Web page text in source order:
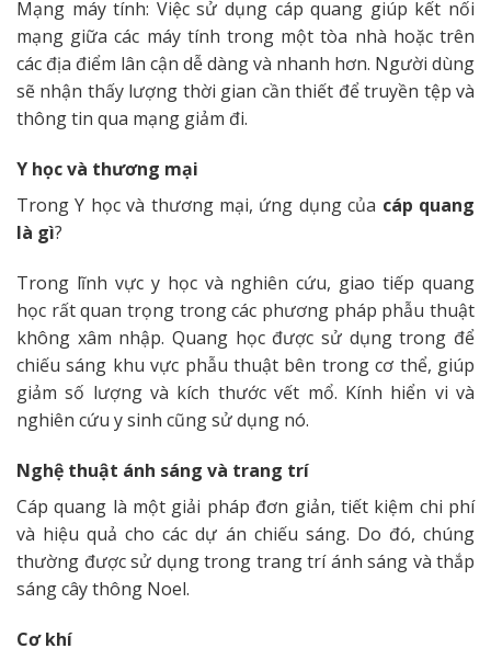
Mạng máy tính: Việc sử dụng cáp quang giúp kết nối
mạng giữa các máy tính trong một tòa nhà hoặc trên
các địa điểm lân cận dễ dàng và nhanh hơn. Người dùng
sẽ nhận thấy lượng thời gian cần thiết để truyền tệp và
thông tin qua mạng giảm đi.
Y học và thương mại
Trong Y học và thương mại, ứng dụng của cáp quang
là gì?
Trong lĩnh vực y học và nghiên cứu, giao tiếp quang
học rất quan trọng trong các phương pháp phẫu thuật
không xâm nhập. Quang học được sử dụng trong để
chiếu sáng khu vực phẫu thuật bên trong cơ thể, giúp
giảm số lượng và kích thước vết mổ. Kính hiển vi và
nghiên cứu y sinh cũng sử dụng nó.
Nghệ thuật ánh sáng và trang trí
Cáp quang là một giải pháp đơn giản, tiết kiệm chi phí
và hiệu quả cho các dự án chiếu sáng. Do đó, chúng
thường được sử dụng trong trang trí ánh sáng và thắp
sáng cây thông Noel.
Cơ khí